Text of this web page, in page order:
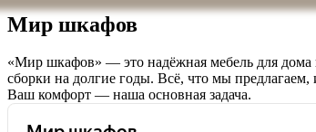
Мир шкафов
«Мир шкафов» — это надёжная мебель для дома
сборки на долгие годы. Всё, что мы
Ваш комфорт — наша основная задача.